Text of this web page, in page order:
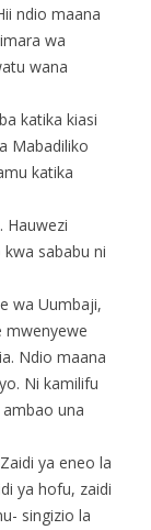
ndio maana
wa
wana
katika kiasi
Mabadiliko
katika
Hauwezi
sababu ni
wa Uumbaji,
mwenyewe
Ndio maana
Ni kamilifu
una
ya eneo la
ya hofu, zaidi
singizio la